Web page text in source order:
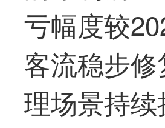
亏幅度较
客流稳步
理场景持